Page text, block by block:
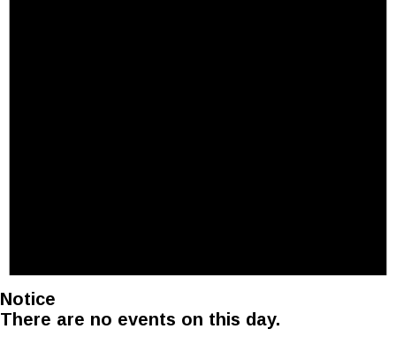
Notice
There are no events on this day.